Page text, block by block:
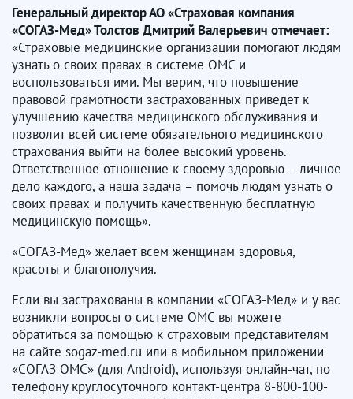
Генеральный директор АО «Страховая компания
«СОГАЗ-Мед» Толстов Дмитрий Валерьевич отмечает:
«Страховые медицинские организации помогают людям
узнать о своих правах в системе ОМС и
воспользоваться ими. Мы верим, что повышение
правовой грамотности застрахованных приведет к
улучшению качества медицинского обслуживания и
позволит всей системе обязательного медицинского
страхования выйти на более высокий уровень.
Ответственное отношение к своему здоровью – личное
дело каждого, а наша задача – помочь людям узнать о
своих правах и получить качественную бесплатную
медицинскую помощь».
«СОГАЗ-Мед» желает всем женщинам здоровья,
красоты и благополучия.
Если вы застрахованы в компании «СОГАЗ-Мед» и у вас
возникли вопросы о системе ОМС вы можете
обратиться за помощью к страховым представителям
на сайте sogaz-med.ru или в мобильном приложении
«СОГАЗ ОМС» (для Android), используя онлайн-чат, по
телефону круглосуточного контакт-центра 8-800-100-